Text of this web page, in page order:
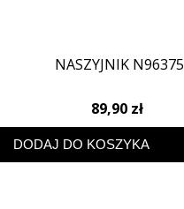
NASZYJNIK N96375
89,90 zł